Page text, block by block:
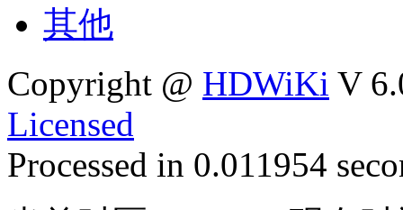
其他
Copyright @ HDWiKi V
Licensed
Processed in 0.011954